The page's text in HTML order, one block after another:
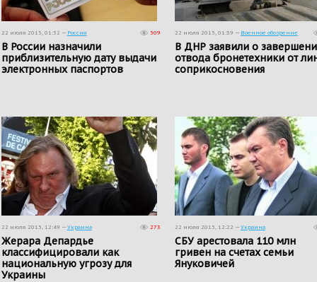
22 июля 2015, 01:52 — Россия 509
В России назначили
приблизительную дату выдачи
электронных паспортов
22 июля 2015, 01:39 — Военное обозрение
В ДНР заявили о
отвода бронетехники от
соприкосновения
22 июля 2015, 12:49 — Украина 273
Жерара Депардье
классифицировали как
национальную угрозу для
Украины
22 июля 2015, 12:22 — Украина
СБУ арестовала 110 млн
гривен на счетах семьи
Януковичей